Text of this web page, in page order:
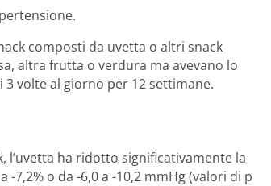
composti da uvetta o altri snack
altra frutta o verdura ma avevano lo
volte al giorno per 12 settimane.
l’uvetta ha ridotto significativamente la
7,2% o da -6,0 a -10,2 mmHg (valori di p